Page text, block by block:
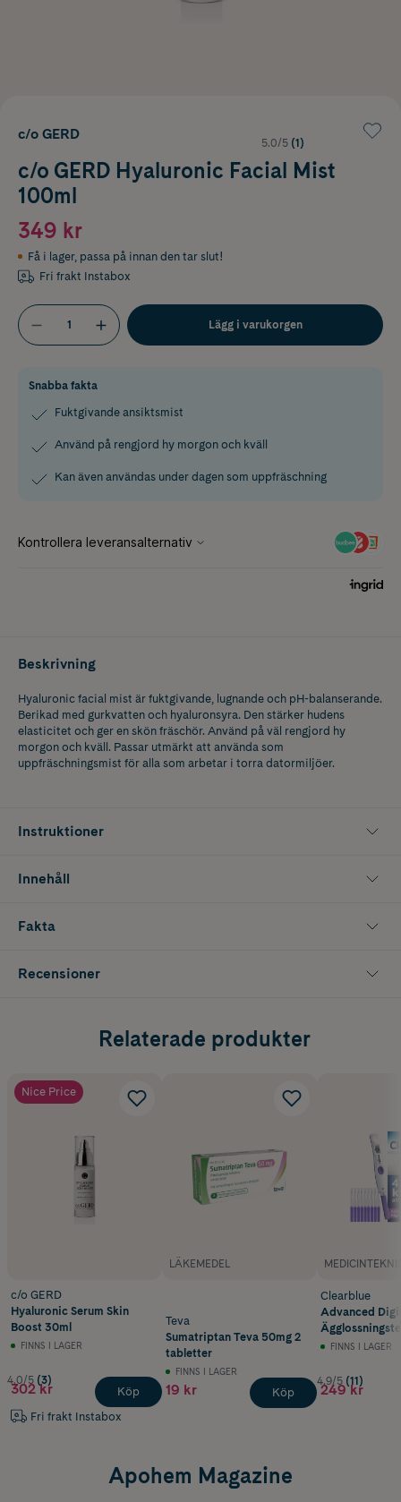
c/o GERD
5.0/5 (1)
c/o GERD Hyaluronic Facial Mist
100ml
349 kr
Få i lager, passa på innan den tar slut!
Fri frakt Instabox
Lägg i varukorgen
Snabba fakta
Fuktgivande ansiktsmist
Använd på rengjord hy morgon och kväll
Kan även användas under dagen som uppfräschning
Beskrivning
Hyaluronic facial mist är fuktgivande, lugnande och pH-balanserande.
Berikad med gurkvatten och hyaluronsyra. Den stärker hudens
elasticitet och ger en skön fräschör. Använd på väl rengjord hy
morgon och kväll. Passar utmärkt att använda som
uppfräschningsmist för alla som arbetar i torra datormiljöer.
Instruktioner
Innehåll
Fakta
Recensioner
Relaterade produkter
Nice Price
c/o GERD
Hyaluronic Serum Skin
Boost 30ml
FINNS I LAGER
4.0/5 (3)
302 kr
Fri frakt Instabox
Köp
LÄKEMEDEL
Teva
Sumatriptan Teva 50mg 2
tabletter
FINNS I LAGER
19 kr Köp
Clearblue
Advanced
FINNS I LAGER
4.9/5 (11)
249 kr
Apohem Magazine